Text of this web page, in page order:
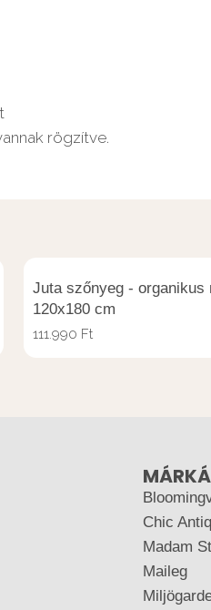
rögzítve.
Juta szőnyeg - organikus
120x180 cm
111.990 Ft
Chic
Madam
Maileg